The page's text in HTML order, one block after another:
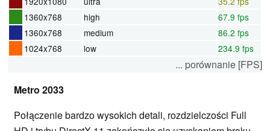
1360x768
high
67.9 fps
1360x768
medium
86.2 fps
1024x768
low 234.9 fps
... porównanie [FPS]
Metro 2033
Połączenie bardzo wysokich detali, rozdzielczości Full